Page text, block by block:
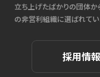
立ち上げたばかりの団体
の非営利組織に選ばれてい
採用情報